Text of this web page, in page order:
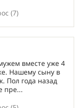
(7)
вместе уже 4
Нашему сыну в
Пол года назад
пре...